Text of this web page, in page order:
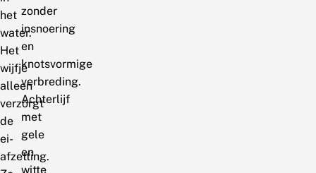
het
water.
Het
wijfje
alleen
verzorgt
de
ei-
afzetting.
zonder
insnoering
en
knotsvormige
verbreding.
Achterlijf
met
gele
en
witte